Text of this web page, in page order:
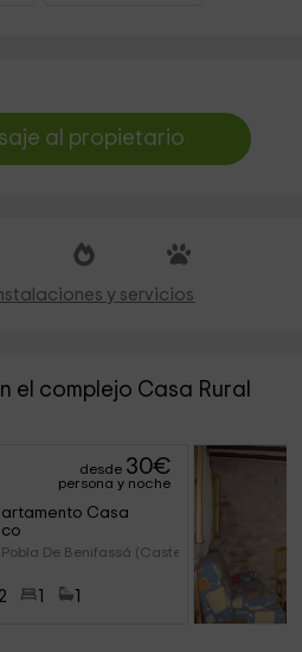
al propietario
y servicios
el complejo Casa Rural
desde 30€
persona y noche
Casa
De Benifassá (Castel
2